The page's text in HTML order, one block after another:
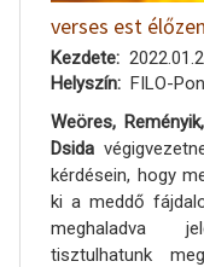
verses est
Kezdete
Helyszín
FILO-
Weöres,
Dsida
kérdésein, hogy
ki a meddő
meghaladva
tisztulhatunk